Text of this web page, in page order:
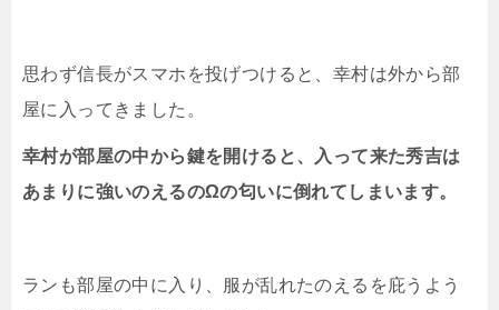
思わず信長がスマホを投げつけると、幸村は外から部
屋に入ってきました。
幸村が部屋の中から鍵を開けると、入って来た秀吉は
あまりに強いのえるのΩの匂いに倒れてしまいます。
ランも部屋の中に入り、服が乱れたのえるを庇うよう